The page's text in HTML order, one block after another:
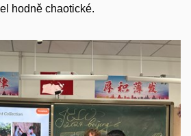
hodně chaotické.